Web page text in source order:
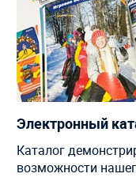
Электронный
Каталог
возможности